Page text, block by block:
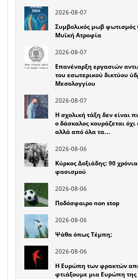
2026-08-07
Συμβολικός μωβ φωτισμός
Μυϊκή Ατροφία
2026-08-07
Επανέναρξη εργασιών
του εσωτερικού δικτύου
Μεσολογγίου
2026-08-07
Η σχολική τάξη δεν είναι
ο δάσκαλος κουράζεται
αλλά από όλα τα…
2026-08-06
Κύρκος Δοξιάδης: 90
φασισμού
2026-08-06
Ποδόσφαιρο non stop
2026-08-06
Ψάθα όπως Τέμπη;
2026-08-06
Η Ευρώπη των φρακτών
φτιάξουμε μια Ευρώπη της